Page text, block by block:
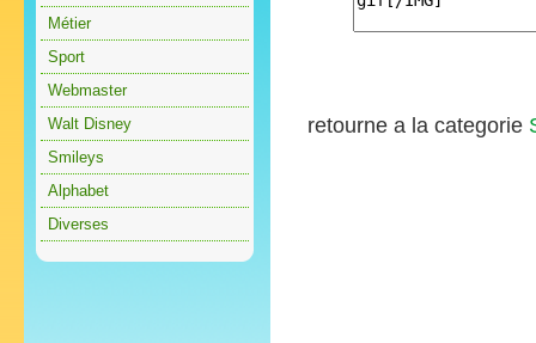
Métier
Sport
Webmaster
Walt Disney
Smileys
Alphabet
Diverses
retourne a la categorie